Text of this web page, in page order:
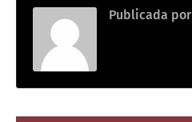
Publicada por